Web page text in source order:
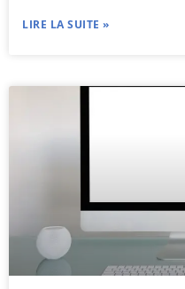
LIRE LA SUITE »